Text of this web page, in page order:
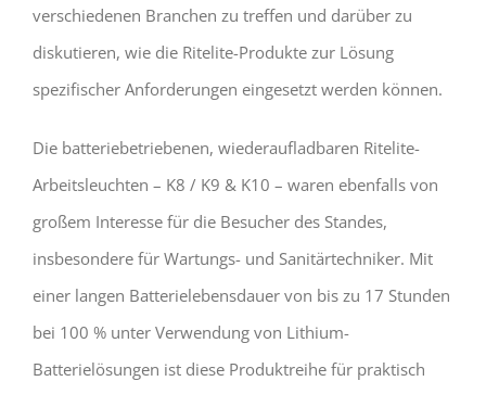
verschiedenen Branchen zu treffen und darüber zu
diskutieren, wie die Ritelite-Produkte zur Lösung
spezifischer Anforderungen eingesetzt werden können.
Die batteriebetriebenen, wiederaufladbaren Ritelite-
Arbeitsleuchten – K8 / K9 & K10 – waren ebenfalls von
großem Interesse für die Besucher des Standes,
insbesondere für Wartungs- und Sanitärtechniker. Mit
einer langen Batterielebensdauer von bis zu 17 Stunden
bei 100 % unter Verwendung von Lithium-
Batterielösungen ist diese Produktreihe für praktisch